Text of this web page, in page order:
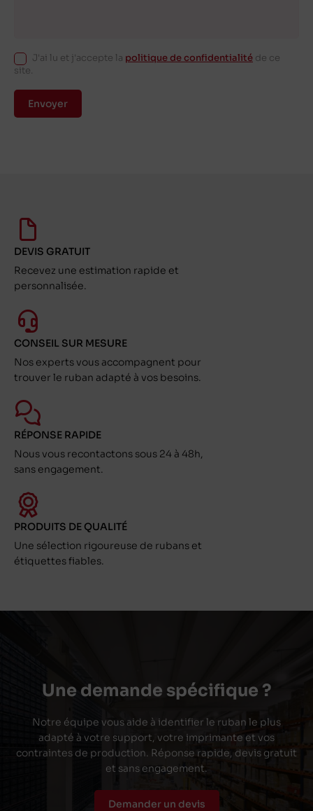
J'ai lu et j'accepte la politique de confidentialité de ce
site.
Envoyer
DEVIS GRATUIT
Recevez une estimation rapide et
personnalisée.
CONSEIL SUR MESURE
Nos experts vous accompagnent pour
trouver le ruban adapté à vos besoins.
RÉPONSE RAPIDE
Nous vous recontactons sous 24 à 48h,
sans engagement.
PRODUITS DE QUALITÉ
Une sélection rigoureuse de rubans et
étiquettes fiables.
Une demande spécifique ?
Notre équipe vous aide à identifier le ruban le plus
adapté à votre support, votre imprimante et vos
contraintes de production. Réponse rapide, devis gratuit
et sans engagement.
Demander un devis